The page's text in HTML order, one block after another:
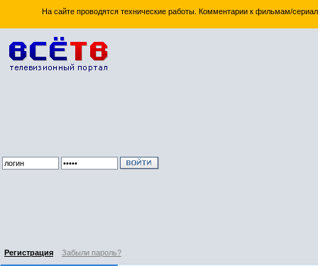
На сайте проводятся технические работы. Комментарии к фильмам/
Регистрация Забыли пароль?